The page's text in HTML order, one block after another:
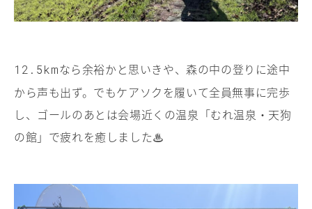
12.5kmなら余裕かと思いきや、森の中の登りに途中
から声も出ず。でもケアソクを履いて全員無事に完歩
し、ゴールのあとは会場近くの温泉「むれ温泉・天狗
の館」で疲れを癒しました♨